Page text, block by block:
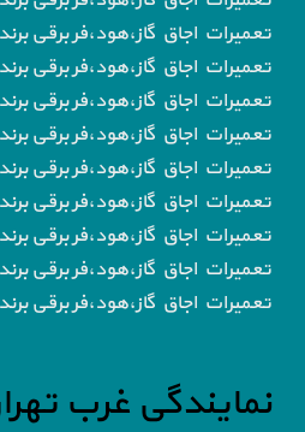
تعمیرات اجاق گاز،هود،فر برقی
تعمیرات اجاق گاز،هود،فر برقی
تعمیرات اجاق گاز،هود،فر برقی
تعمیرات اجاق گاز،هود،فر برقی برند
تعمیرات اجاق گاز،هود،فر برقی
تعمیرات اجاق گاز،هود،فر برقی
تعمیرات اجاق گاز،هود،فر برقی برند
تعمیرات اجاق گاز،هود،فر برقی برند
تعمیرات اجاق گاز،هود،فر برقی برند
نمایندگی غرب